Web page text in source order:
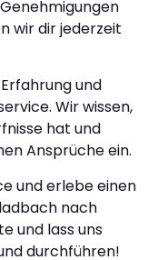
wir dir jederzeit
und
Wir wissen,
hat und
Ansprüche ein.
und erlebe einen
nach
und lass uns
durchführen!